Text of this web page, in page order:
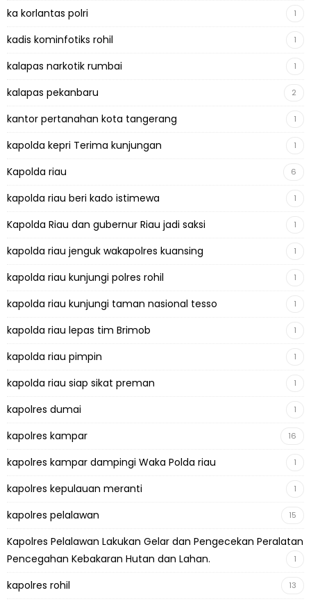
ka korlantas polri 1
kadis kominfotiks rohil 1
kalapas narkotik rumbai 1
kalapas pekanbaru 2
kantor pertanahan kota tangerang 1
kapolda kepri Terima kunjungan 1
Kapolda riau 6
kapolda riau beri kado istimewa 1
Kapolda Riau dan gubernur Riau jadi saksi 1
kapolda riau jenguk wakapolres kuansing 1
kapolda riau kunjungi polres rohil 1
kapolda riau kunjungi taman nasional tesso 1
kapolda riau lepas tim Brimob 1
kapolda riau pimpin 1
kapolda riau siap sikat preman 1
kapolres dumai 1
kapolres kampar 16
kapolres kampar dampingi Waka Polda riau 1
kapolres kepulauan meranti 1
kapolres pelalawan 15
Kapolres Pelalawan Lakukan Gelar dan Pengecekan Peralatan
Pencegahan Kebakaran Hutan dan Lahan.
1
kapolres rohil 13